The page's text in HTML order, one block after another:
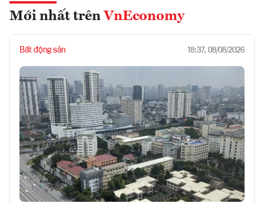
Mới nhất trên VnEconomy
Bất động sản 18:37, 08/08/2026